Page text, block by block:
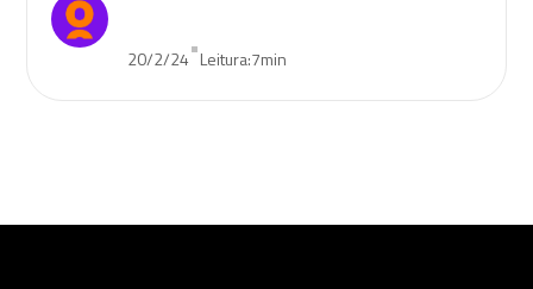
20/2/24•Leitura:7min